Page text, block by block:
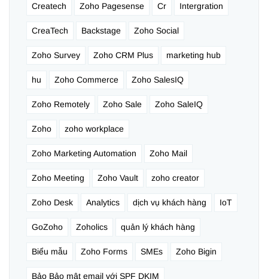
Createch Zoho Pagesense Cr Intergration
CreaTech Backstage Zoho Social
Zoho Survey Zoho CRM Plus marketing hub
hu Zoho Commerce Zoho SalesIQ
Zoho Remotely Zoho Sale Zoho SaleIQ
Zoho zoho workplace
Zoho Marketing Automation Zoho Mail
Zoho Meeting Zoho Vault zoho creator
Zoho Desk Analytics dịch vụ khách hàng IoT
GoZoho Zoholics quản lý khách hàng
Biểu mẫu Zoho Forms SMEs Zoho Bigin
Bảo Bảo mật email với SPF DKIM